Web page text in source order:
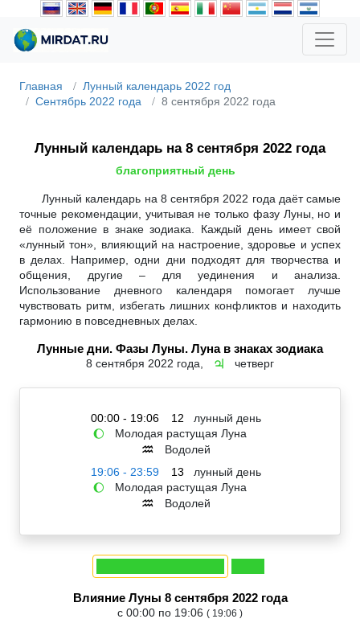
Главная
Лунный календарь 2022 год
Сентябрь 2022 года
8 сентября 2022 года
Лунный календарь на 8 сентября 2022 года
благоприятный день
Лунный календарь на 8 сентября 2022 года даёт самые
точные рекомендации, учитывая не только фазу Луны, но и
её положение в знаке зодиака. Каждый день имеет свой
«лунный тон», влияющий на настроение, здоровье и успех
в делах. Например, одни дни подходят для творчества и
общения, другие – для уединения и анализа.
Использование дневного календаря помогает лучше
чувствовать ритм, избегать лишних конфликтов и находить
гармонию в повседневных делах.
Лунные дни. Фазы Луны. Луна в знаках зодиака
8 сентября 2022 года, ♃ четверг
00:00 - 19:06 12 лунный день
🌔 Молодая растущая Луна
♒
Водолей
19:06 - 23:59
13 лунный день
🌔 Молодая растущая Луна
♒ Водолей
Влияние Луны 8 сентября 2022 года
с 00:00 по 19:06 ( 19:06 )